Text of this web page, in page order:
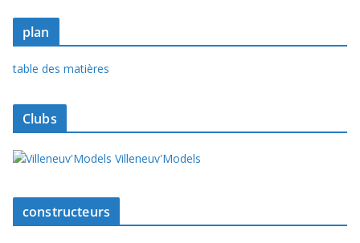
plan
table des matières
Clubs
Villeneuv'Models
constructeurs